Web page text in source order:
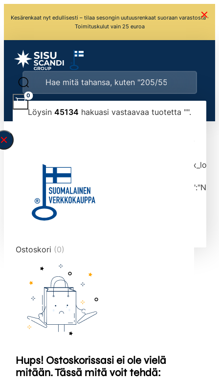
Kesärenkaat nyt edullisesti – tilaa sesongin uutuusrenkaat suoraan varastosta ·
Toimituskulut vain 25 euroa
Löysin 45134 hakuasi vastaavaa tuotetta "".
typed the search query correctly.<br>Currently
tmlmvi","meta_query":
data-original-query-vars="[]" data-page="1"
data-max-pages="4514" data-start="1" data-
end="10">
0
Ostoskori (0)
Hups! Ostoskorissasi ei ole vielä
mitään. Tässä mitä voit tehdä: